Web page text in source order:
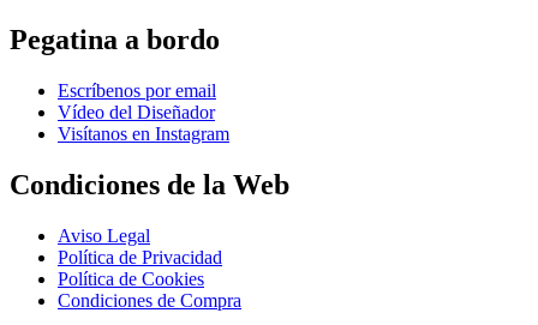
Pegatina a bordo
Escríbenos por email
Vídeo del Diseñador
Visítanos en Instagram
Condiciones de la Web
Aviso Legal
Política de Privacidad
Política de Cookies
Condiciones de Compra